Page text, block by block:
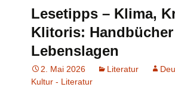
Lesetipps – Klima,
Klitoris:
Lebenslagen
2. Mai 2026 Literatur
Kultur - Literatur